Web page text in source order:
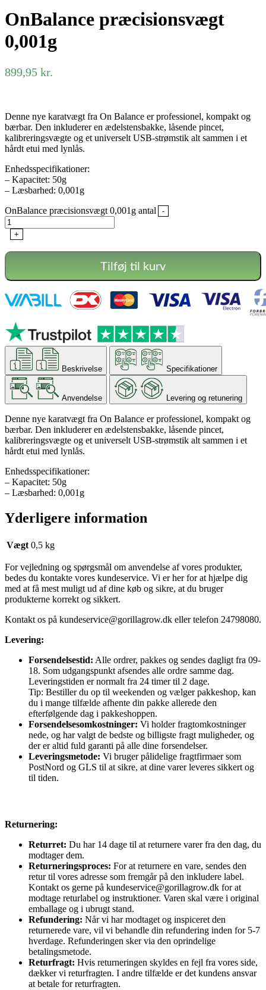
OnBalance præcisionsvægt
0,001g
899,95 kr.
Denne nye karatvægt fra On Balance er professionel, kompakt og
bærbar. Den inkluderer en ædelstensbakke, låsende pincet,
kalibreringsvægte og et universelt USB-strømstik alt sammen i et
hårdt etui med lynlås.
Enhedsspecifikationer:
– Kapacitet: 50g
– Læsbarhed: 0,001g
OnBalance præcisionsvægt 0,001g antal
-
+
Tilføj til kurv
Beskrivelse Specifikationer
Anvendelse Levering og retunering
Denne nye karatvægt fra On Balance er professionel, kompakt og
bærbar. Den inkluderer en ædelstensbakke, låsende pincet,
kalibreringsvægte og et universelt USB-strømstik alt sammen i et
hårdt etui med lynlås.
Enhedsspecifikationer:
– Kapacitet: 50g
– Læsbarhed: 0,001g
Yderligere information
Vægt 0,5 kg
For vejledning og spørgsmål om anvendelse af vores produkter,
bedes du kontakte vores kundeservice. Vi er her for at hjælpe dig
med at få mest muligt ud af dine køb og sikre, at du bruger
produkterne korrekt og sikkert.
Kontakt os på kundeservice@gorillagrow.dk eller telefon 24798080.
Levering:
Forsendelsestid: Alle ordrer, pakkes og sendes dagligt fra 09-
18. Som udgangspunkt afsendes alle ordre samme dag.
Leveringstiden er normalt fra 24 timer til 2 dage.
Tip: Bestiller du op til weekenden og vælger pakkeshop, kan
du i mange tilfælde afhente din pakke allerede den
efterfølgende dag i pakkeshoppen.
Forsendelsesomkostninger: Vi holder fragtomkostninger
nede, og har valgt de bedste og billigste fragt muligheder, og
der er altid fuld garanti på alle dine forsendelser.
Leveringsmetode: Vi bruger pålidelige fragtfirmaer som
PostNord og GLS til at sikre, at dine varer leveres sikkert og
til tiden.
Returnering:
Returret: Du har 14 dage til at returnere varer fra den dag, du
modtager dem.
Returneringsproces: For at returnere en vare, sendes den
retur til vores adresse som fremgår på den inkludere label.
Kontakt os gerne på kundeservice@gorillagrow.dk for at
modtage returlabel og instruktioner. Varen skal være i original
emballage og i ubrugt stand.
Refundering: Når vi har modtaget og inspiceret den
returnerede vare, vil vi behandle din refundering inden for 5-7
hverdage. Refunderingen sker via den oprindelige
betalingsmetode.
Returfragt: Hvis returneringen skyldes en fejl fra vores side,
dækker vi returfragten. I andre tilfælde er det kundens ansvar
at betale for returfragten.